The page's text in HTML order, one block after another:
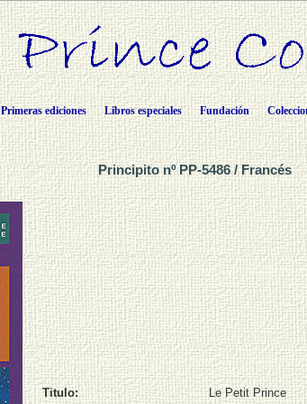
Primeras ediciones Libros especiales Fundación
Principito nº PP-5486 / Francés
Titulo:
Le Petit Prince